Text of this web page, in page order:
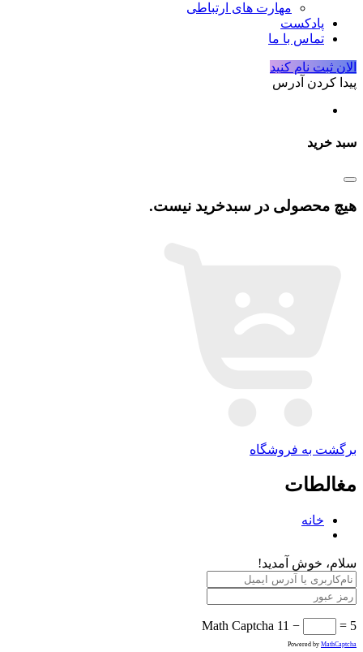
مهارت های ارتباطی
پادکست
تماس با ما
الان ثبت نام کنید
پیدا کردن آدرس
سبد خرید
هیچ محصولی در سبدخرید نیست.
برگشت به فروشگاه
مغالطات
خانه
سلام، خوش آمدید!
Math Captcha 11 − = 5
Powered by MathCaptcha